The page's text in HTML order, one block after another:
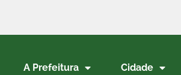
A Prefeitura Cidade